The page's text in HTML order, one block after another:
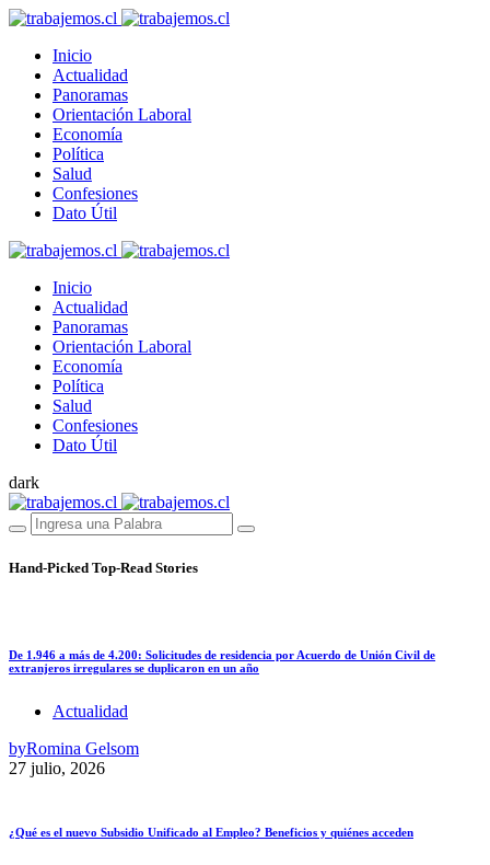
Inicio
Actualidad
Panoramas
Orientación Laboral
Economía
Política
Salud
Confesiones
Dato Útil
Inicio
Actualidad
Panoramas
Orientación Laboral
Economía
Política
Salud
Confesiones
Dato Útil
dark
Hand-Picked Top-Read Stories
De 1.946 a más de 4.200: Solicitudes de residencia por Acuerdo de Unión Civil de
extranjeros irregulares se duplicaron en un año
Actualidad
byRomina Gelsom
27 julio, 2026
¿Qué es el nuevo Subsidio Unificado al Empleo? Beneficios y quiénes acceden